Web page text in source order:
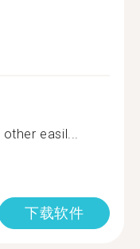
easil...
下载软件